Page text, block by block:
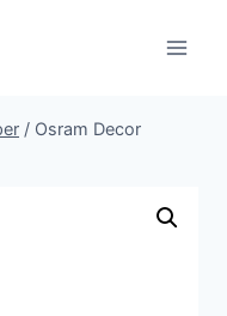
/ Osram Decor